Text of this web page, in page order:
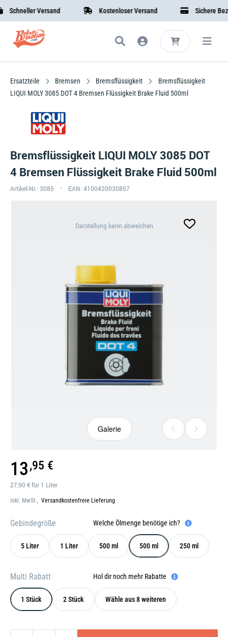
Versand Kostenloser Versand Sichere
Ersatzteile Bremsen Bremsflüssigkeit
Bremsflüssigkeit
LIQUI MOLY 3085 DOT 4 Bremsen Flüssigkeit Brake Fluid 500ml
Bremsflüssigkeit LIQUI MOLY 3085 DOT
4 Bremsen Flüssigkeit Brake Fluid 500ml
Artikel-Nr.: 3085 EAN: 4100420030857
Galerie
öffnen
Darstellung kann abweichen
Galerie
27,90 € für 1 Liter
13,95 €
inkl. MwSt., Versandkostenfreie Lieferung
Gebindegröße Welche Ölmenge benötige ich?
5 Liter 1 Liter 500 ml 500 ml 250 ml
Multi Rabatt Hol dir noch mehr Rabatte
1 Stück 2 Stück Wähle aus 8 weiteren